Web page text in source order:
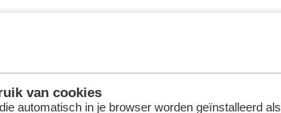
van cookies
automatisch in je browser worden geïnstalleerd als